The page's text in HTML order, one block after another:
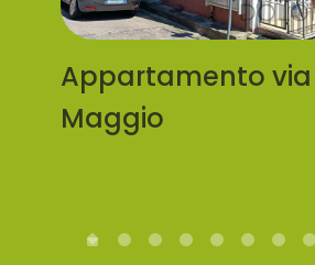
Appartamento via
Maggio